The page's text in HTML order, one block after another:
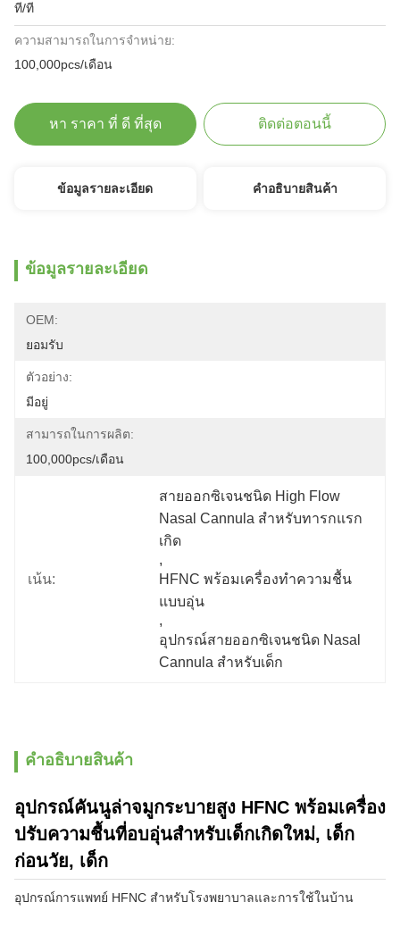
ที/ที
ความสามารถในการจําหน่าย:
100,000pcs/เดือน
หา ราคา ที่ ดี ที่สุด ติดต่อตอนนี้
ข้อมูลรายละเอียด คําอธิบายสินค้า
ข้อมูลรายละเอียด
OEM:
ยอมรับ
ตัวอย่าง:
มีอยู่
สามารถในการผลิต:
100,000pcs/เดือน
เน้น:
สายออกซิเจนชนิด High Flow
Nasal Cannula สำหรับทารกแรก
เกิด
,
HFNC พร้อมเครื่องทำความชื้น
แบบอุ่น
,
อุปกรณ์สายออกซิเจนชนิด Nasal
Cannula สำหรับเด็ก
คําอธิบายสินค้า
อุปกรณ์คันนูล่าจมูกระบายสูง HFNC พร้อมเครื่อง
ปรับความชื้นที่อบอุ่นสําหรับเด็กเกิดใหม่, เด็ก
ก่อนวัย, เด็ก
อุปกรณ์การแพทย์ HFNC สําหรับโรงพยาบาลและการใช้ในบ้าน